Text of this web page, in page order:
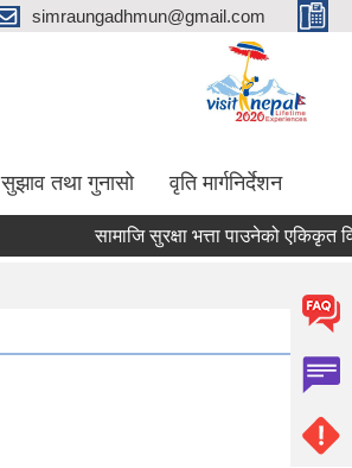
simraungadhmun@gmail.com
सुझाव तथा गुनासो वृति मार्गनिर्देशन
सामाजि सुरक्षा भत्ता पाउनेको एकिकृत